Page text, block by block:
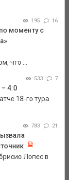
195 16
моменту с
что ...
533 7
4:0
18-го тура
783 21
Лопес в